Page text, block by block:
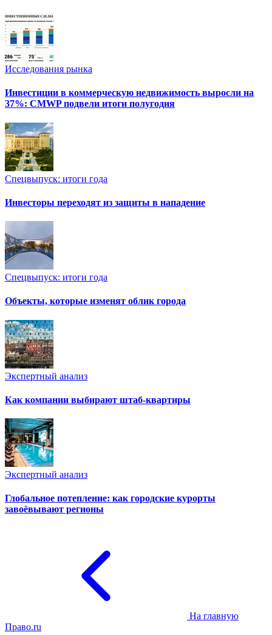
Исследования рынка
Инвестиции в коммерческую недвижимость выросли на
37%: CMWP подвели итоги полугодия
Спецвыпуск: итоги года
Инвесторы переходят из защиты в нападение
Спецвыпуск: итоги года
Объекты, которые изменят облик города
Экспертный анализ
Как компании выбирают штаб-квартиры
Экспертный анализ
Глобальное потепление: как городские курорты
завоёвывают регионы
На главную
Право.ru